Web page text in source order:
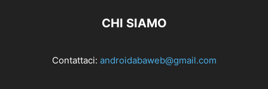
CHI SIAMO
Contattaci: androidabaweb@gmail.com